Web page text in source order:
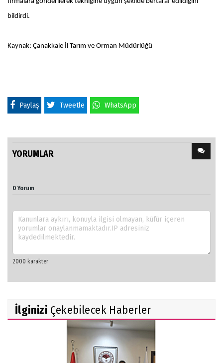
bildirdi.
Kaynak: Çanakkale İl Tarım ve Orman Müdürlüğü
Paylaş Tweetle WhatsApp
YORUMLAR
0 Yorum
İlginizi Çekebilecek Haberler